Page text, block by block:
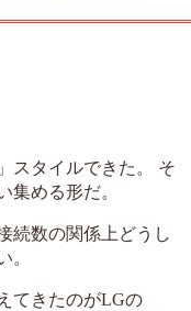
スタイルできた。 そ
集める形だ。
続数の関係上どうし
。
てきたのがLGの